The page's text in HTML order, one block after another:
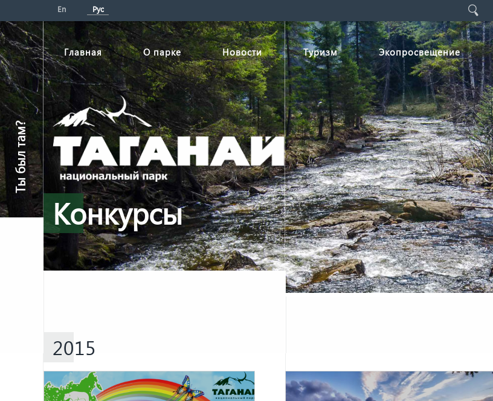
En Рус
Главная О парке Новости Туризм Экопросвещение
Конкурсы
Ты был там?
2015